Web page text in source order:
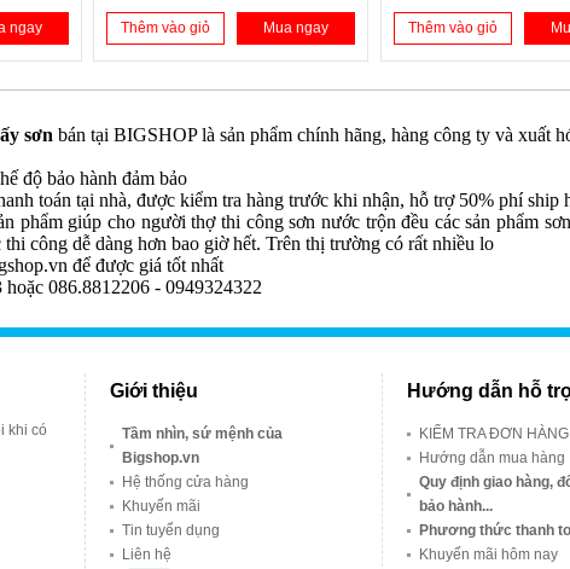
ngay Thêm vào giỏ Mua ngay Thêm vào giỏ
sơn bán tại BIGSHOP là sản phẩm chính hãng, hàng công ty và xuất
độ bảo hành đảm bảo
toán tại nhà, được kiểm tra hàng trước khi nhận, hỗ trợ 50% phí ship
phẩm giúp cho người thợ thi công sơn nước trộn đều các sản phẩm
công dễ dàng hơn bao giờ hết. Trên thị trường có rất nhiều lo
để được giá tốt nhất
086.8812206 - 0949324322
khi có
Giới thiệu
Tầm nhìn, sứ mệnh của
Bigshop.vn
Hệ thống cửa hàng
Khuyến mãi
Tin tuyển dụng
Liên hệ
Hướng dẫn hỗ
KIỂM TRA ĐƠN
Hướng dẫn mua hàng
Quy định giao hàng,
bảo hành...
Phương thức thanh
Khuyến mãi hôm nay